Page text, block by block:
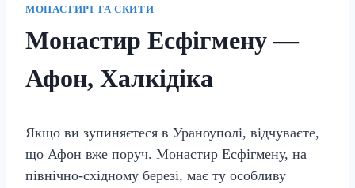
МОНАСТИРІ ТА СКИТИ
Монастир Есфігмену —
Афон, Халкідіка
Якщо ви зупиняєтеся в Ураноуполі, відчуваєте,
що Афон вже поруч. Монастир Есфігмену, на
північно-східному березі, має ту особливу